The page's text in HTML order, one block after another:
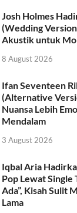
Josh Holmes
(Wedding
Akustik untuk
8 August 2026
Ifan Seventeen
(Alternative
Nuansa Lebih
Mendalam
3 August 2026
Iqbal Aria
Pop Lewat Single
Ada”, Kisah Sulit
Lama